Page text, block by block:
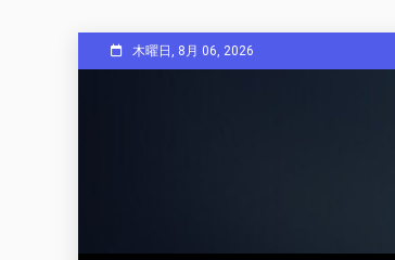
to
木曜日, 8月 06, 2026